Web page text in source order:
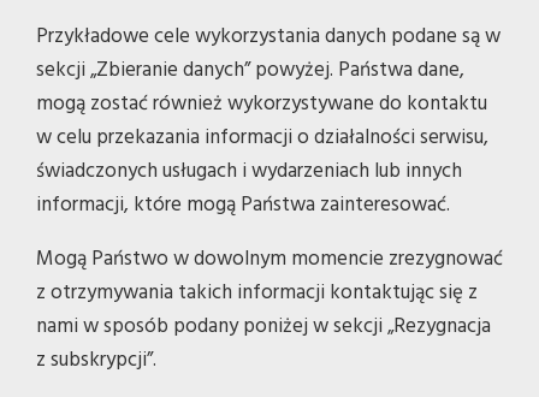
Przykładowe cele wykorzystania danych podane są w
sekcji „Zbieranie danych” powyżej. Państwa dane,
mogą zostać również wykorzystywane do kontaktu
w celu przekazania informacji o działalności serwisu,
świadczonych usługach i wydarzeniach lub innych
informacji, które mogą Państwa zainteresować.
Mogą Państwo w dowolnym momencie zrezygnować
z otrzymywania takich informacji kontaktując się z
nami w sposób podany poniżej w sekcji „Rezygnacja
z subskrypcji”.